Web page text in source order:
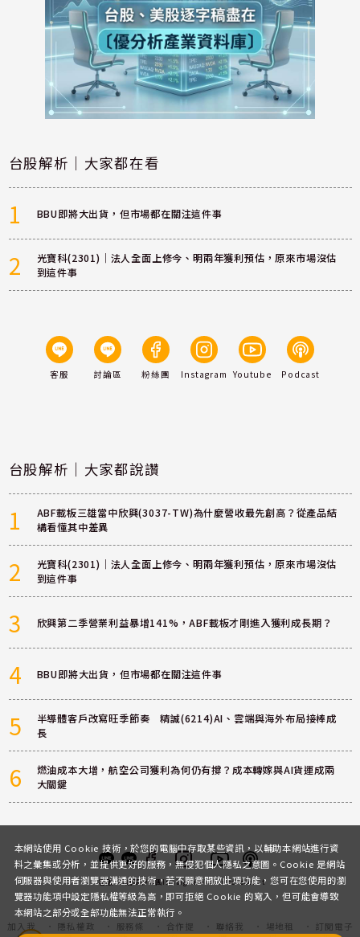
台股解析｜大家都在看
1 BBU即將大出貨，但市場都在關注這件事
2
光寶科(2301)｜法人全面上修今、明兩年獲利預估，原來市場沒估
到這件事
客服 討論區 粉絲團 Instagram Youtube Podcast
台股解析｜大家都說讚
1
ABF載板三雄當中欣興(3037-TW)為什麼營收最先創高？從產品結
構看懂其中差異
2
光寶科(2301)｜法人全面上修今、明兩年獲利預估，原來市場沒估
到這件事
3 欣興第二季營業利益暴增141%，ABF載板才剛進入獲利成長期？
4 BBU即將大出貨，但市場都在關注這件事
5
半導體客戶改寫旺季節奏 精誠(6214)AI、雲端與海外布局接棒成
長
6
燃油成本大增，航空公司獲利為何仍有撐？成本轉嫁與AI貨運成兩
大關鍵
客服 討論區粉絲團InstagramYoutubePodcast
加入我
隱私權政
服務條
合作提
聯絡我
場地租
訂閱電子
本網站使用 Cookie 技術，於您的電腦中存取某些資訊，以輔助本網站進行資
料之彙集或分析，並提供更好的服務，無侵犯個人隱私之意圖。Cookie 是網站
伺服器與使用者瀏覽器溝通的技術，若不願意開放此項功能，您可在您使用的瀏
覽器功能項中設定隱私權等級為高，即可拒絕 Cookie 的寫入，但可能會導致
本網站之部分或全部功能無法正常執行。